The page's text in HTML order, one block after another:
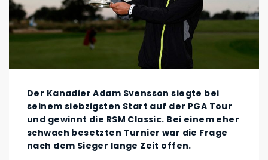
Der Kanadier Adam Svensson siegte bei
seinem siebzigsten Start auf der PGA Tour
und gewinnt die RSM Classic. Bei einem eher
schwach besetzten Turnier war die Frage
nach dem Sieger lange Zeit offen.